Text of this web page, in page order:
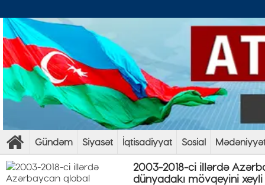
Gündəm Siyasət İqtisadiyyat Sosial
2003-2018-ci illərdə
dünyadakı mövqeyini